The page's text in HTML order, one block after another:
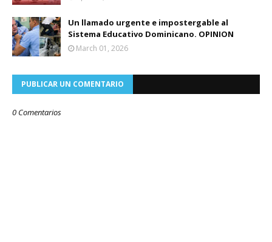
Un llamado urgente e impostergable al
Sistema Educativo Dominicano. OPINION
March 01, 2026
PUBLICAR UN COMENTARIO
0 Comentarios